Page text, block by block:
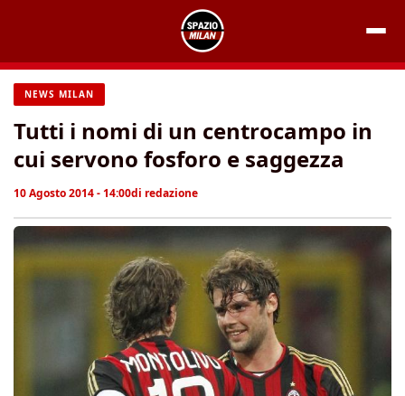
contenuto
NEWS MILAN
Tutti i nomi di un centrocampo in
cui servono fosforo e saggezza
10 Agosto 2014 - 14:00di redazione